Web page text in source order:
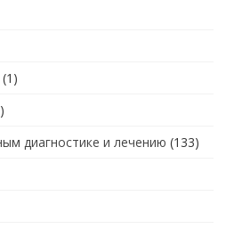
(1)
диагностике и лечению (133)